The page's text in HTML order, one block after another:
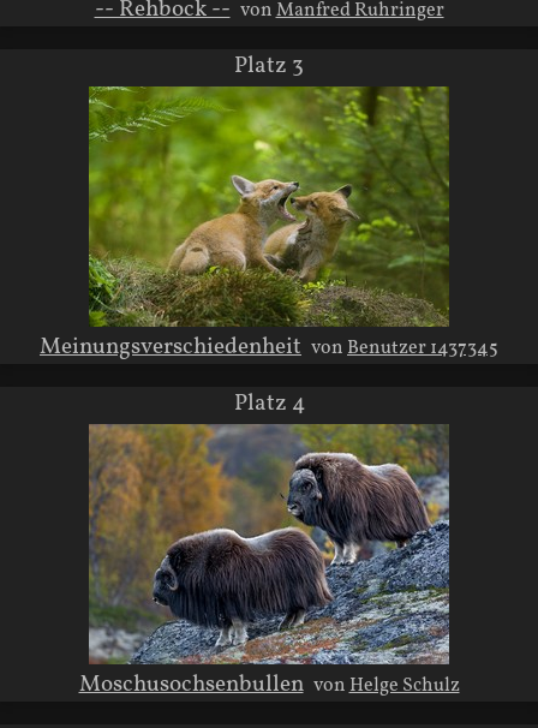
-- Rehbock -- vonManfred Ruhringer
Platz 3
Meinungsverschiedenheit vonBenutzer 1437345
Platz 4
Moschusochsenbullen vonHelge Schulz